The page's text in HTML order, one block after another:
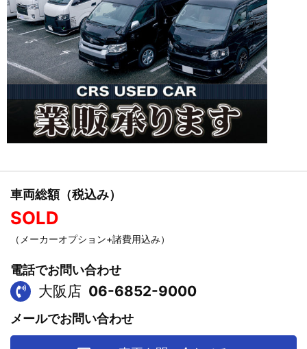
車両総額（税込み）
SOLD
（メーカーオプション+諸費用込み）
電話でお問い合わせ
大阪店 06-6852-9000
メールでお問い合わせ